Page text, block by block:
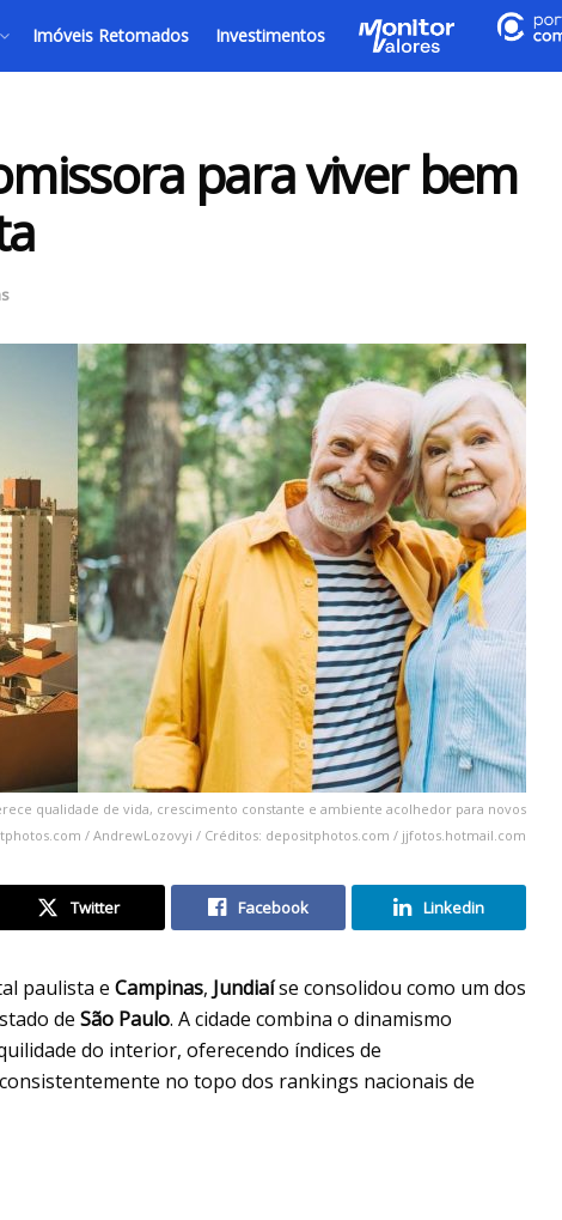
Imóveis Retomados Investimentos
para viver bem
qualidade de vida, crescimento constante e ambiente acolhedor para novos
/ AndrewLozovyi / Créditos: depositphotos.com / jjfotos.hotmail.com
Twitter Facebook Linkedin
paulista e Campinas, Jundiaíse consolidou como um dos
de São Paulo. A cidade combina o dinamismo
do interior, oferecendo índices de
no topo dos rankings nacionais de